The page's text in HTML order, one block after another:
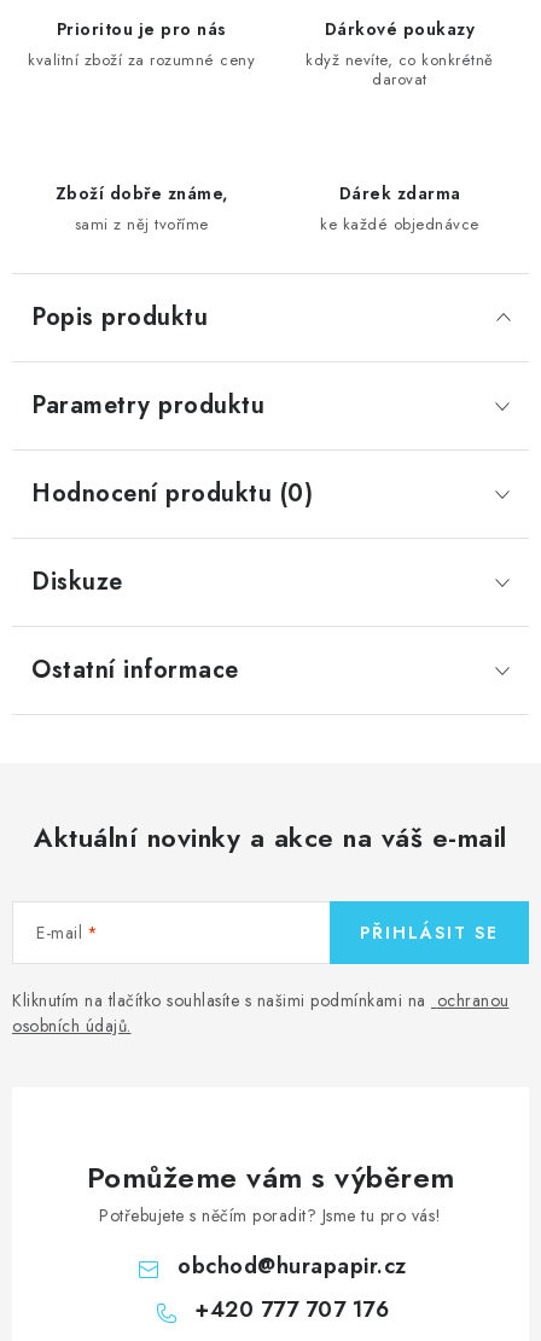
Prioritou je pro nás
kvalitní zboží za rozumné ceny
Dárkové poukazy
když nevíte, co konkrétně
darovat
Zboží dobře známe,
sami z něj tvoříme
Dárek zdarma
ke každé objednávce
Popis produktu
Parametry produktu
Hodnocení produktu (0)
Diskuze
Ostatní informace
Aktuální novinky a akce na váš e-mail
E-mail
Kliknutím na tlačítko souhlasíte s našimi podmínkami na ochranou
osobních údajů.
PŘIHLÁSIT SE
Pomůžeme vám s výběrem
Potřebujete s něčím poradit? Jsme tu pro vás!
obchod@hurapapir.cz
+420 777 707 176